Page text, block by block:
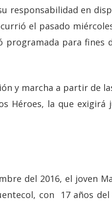
responsabilidad en
el pasado
programada para fines
y marcha a partir de
Héroes, la que exigirá
del 2016, el joven
con 17 años